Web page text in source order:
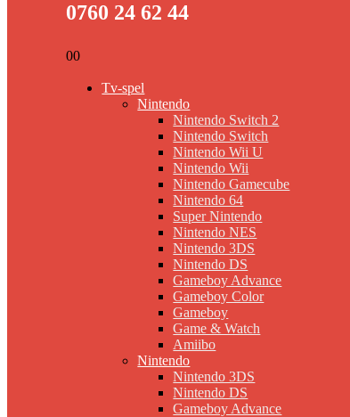
0760 24 62 44
00
Tv-spel
Nintendo
Nintendo Switch 2
Nintendo Switch
Nintendo Wii U
Nintendo Wii
Nintendo Gamecube
Nintendo 64
Super Nintendo
Nintendo NES
Nintendo 3DS
Nintendo DS
Gameboy Advance
Gameboy Color
Gameboy
Game & Watch
Amiibo
Nintendo
Nintendo 3DS
Nintendo DS
Gameboy Advance